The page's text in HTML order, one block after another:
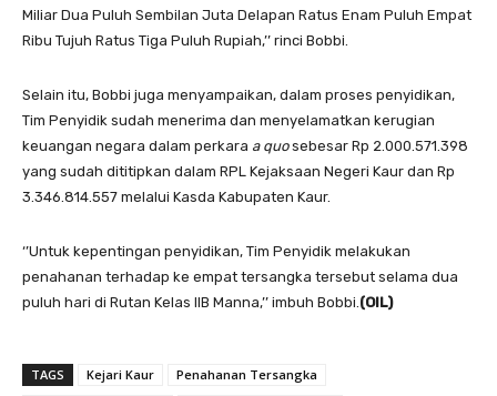
Miliar Dua Puluh Sembilan Juta Delapan Ratus Enam Puluh Empat
Ribu Tujuh Ratus Tiga Puluh Rupiah,’’ rinci Bobbi.
Selain itu, Bobbi juga menyampaikan, dalam proses penyidikan,
Tim Penyidik sudah menerima dan menyelamatkan kerugian
keuangan negara dalam perkara a quosebesar Rp 2.000.571.398
yang sudah dititipkan dalam RPL Kejaksaan Negeri Kaur dan Rp
3.346.814.557 melalui Kasda Kabupaten Kaur.
‘’Untuk kepentingan penyidikan, Tim Penyidik melakukan
penahanan terhadap ke empat tersangka tersebut selama dua
puluh hari di Rutan Kelas IIB Manna,’’ imbuh Bobbi.(OIL)
TAGS Kejari Kaur
Penahanan Tersangka